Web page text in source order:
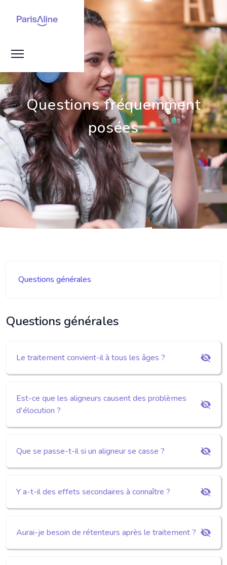
Questions fréquemment
posées
Questions générales
Questions générales
Le traitement convient-il à tous les âges ?
Est-ce que les aligneurs causent des problèmes
d'élocution ?
Que se passe-t-il si un aligneur se casse ?
Y a-t-il des effets secondaires à connaître ?
Aurai-je besoin de rétenteurs après le traitement ?